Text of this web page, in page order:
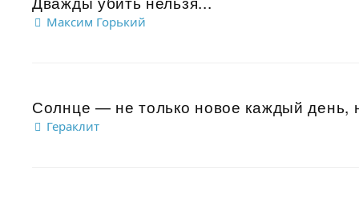
Максим Горький
Солнце — не только новое каждый день,
Гераклит